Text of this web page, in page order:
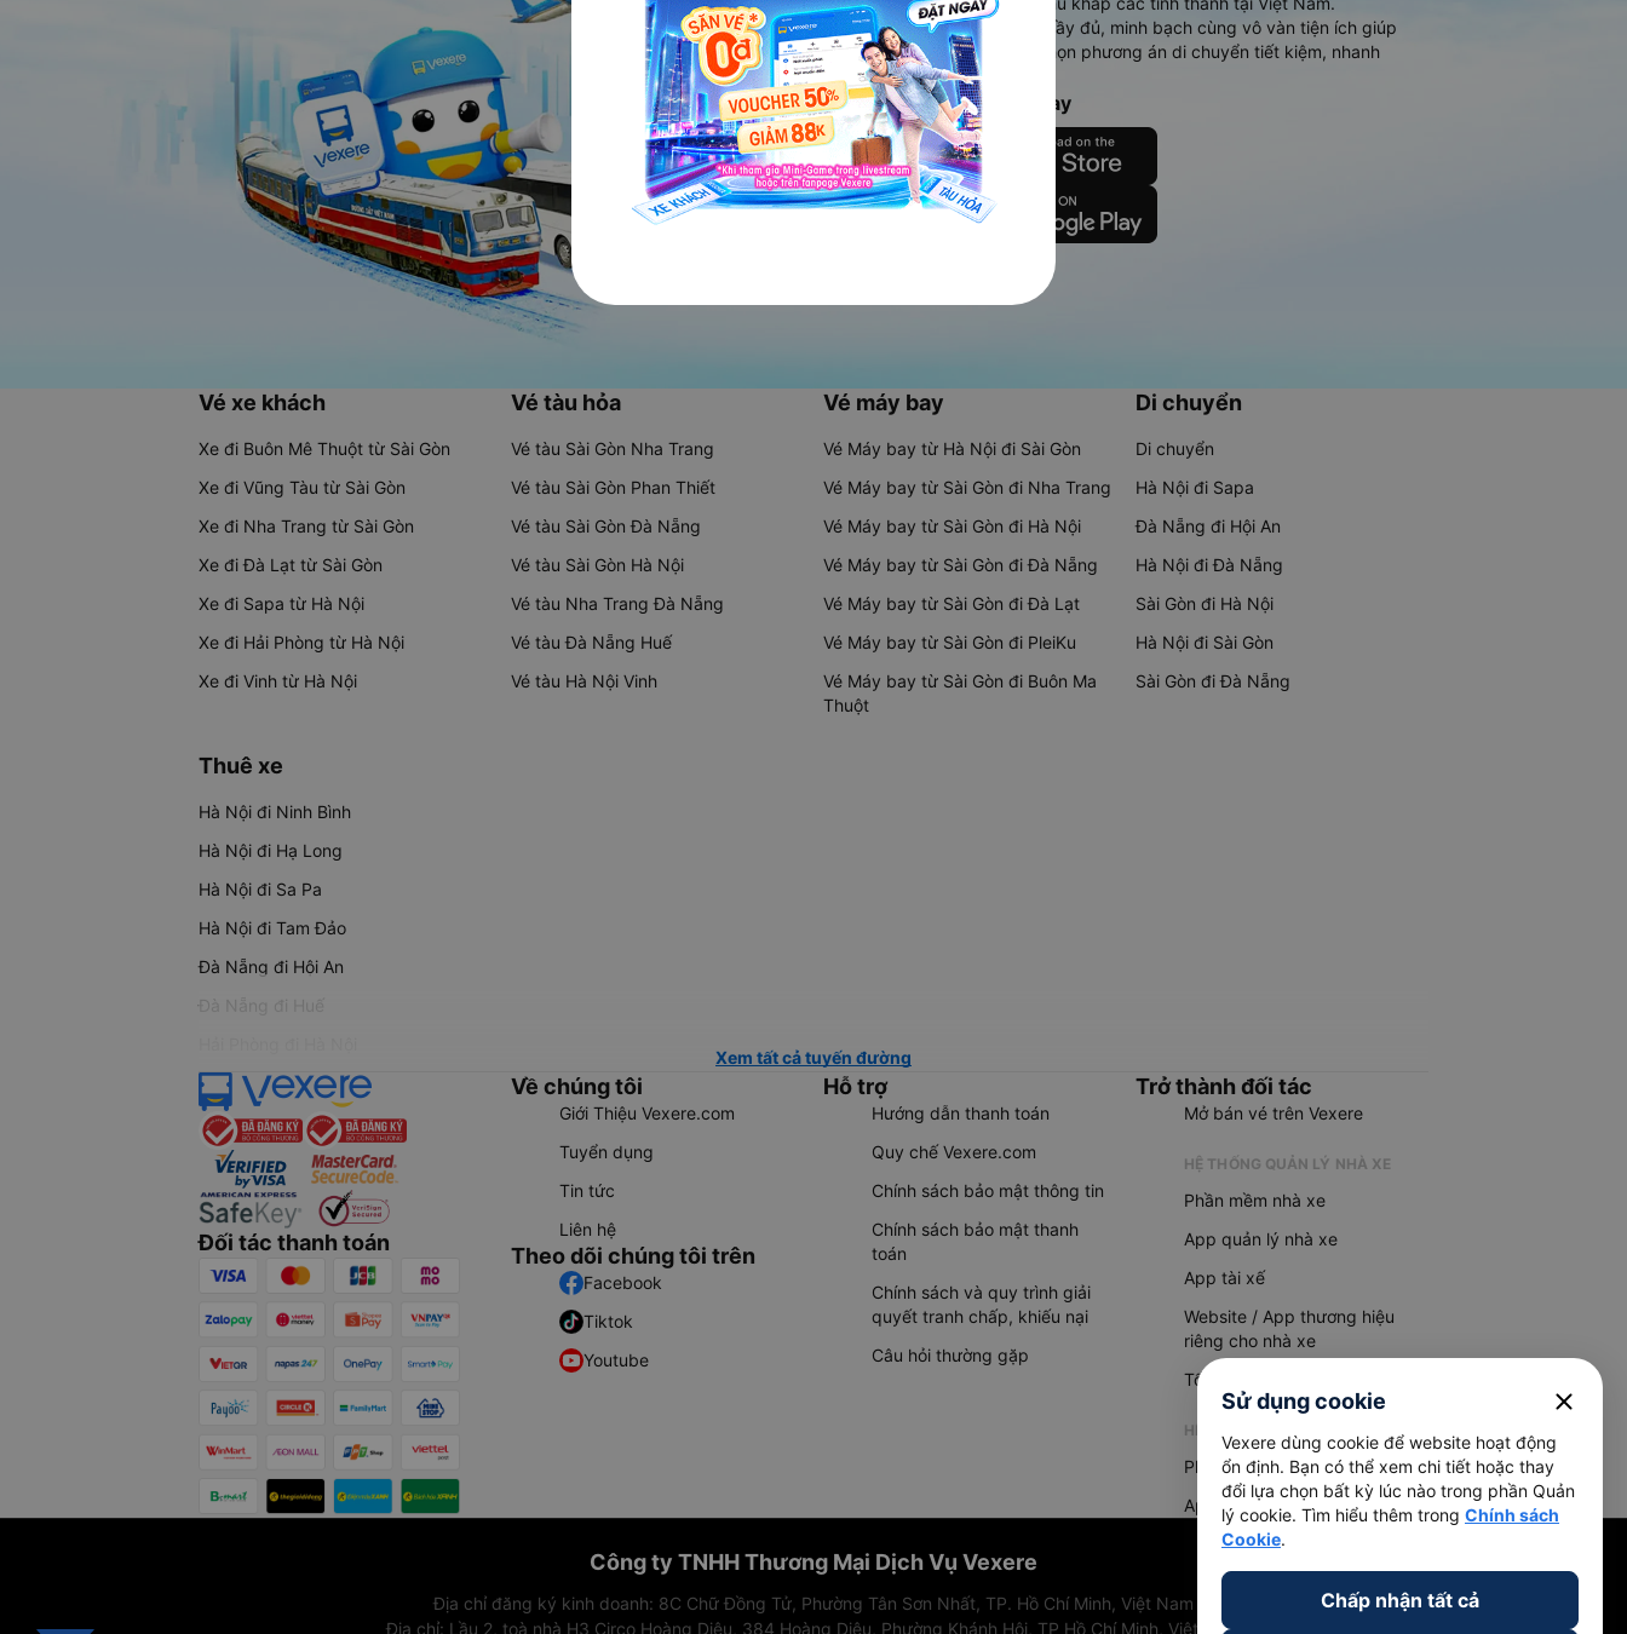
Ứng dụng hiển thị thông tin đầy đủ, minh bạch cùng vô vàn tiện ích giúp
người dùng so sánh và lựa chọn phương án di chuyển tiết kiệm, nhanh
chóng và phù hợp nhất.
Tải ứng dụng Vexere ngay
Vé xe khách
Xe đi Buôn Mê Thuột từ Sài Gòn
Xe đi Vũng Tàu từ Sài Gòn
Xe đi Nha Trang từ Sài Gòn
Xe đi Đà Lạt từ Sài Gòn
Xe đi Sapa từ Hà Nội
Xe đi Hải Phòng từ Hà Nội
Xe đi Vinh từ Hà Nội
Vé tàu hỏa
Vé tàu Sài Gòn Nha Trang
Vé tàu Sài Gòn Phan Thiết
Vé tàu Sài Gòn Đà Nẵng
Vé tàu Sài Gòn Hà Nội
Vé tàu Nha Trang Đà Nẵng
Vé tàu Đà Nẵng Huế
Vé tàu Hà Nội Vinh
Vé máy bay
Vé Máy bay từ Hà Nội đi Sài Gòn
Vé Máy bay từ Sài Gòn đi Nha Trang
Vé Máy bay từ Sài Gòn đi Hà Nội
Vé Máy bay từ Sài Gòn đi Đà Nẵng
Vé Máy bay từ Sài Gòn đi Đà Lạt
Vé Máy bay từ Sài Gòn đi PleiKu
Vé Máy bay từ Sài Gòn đi Buôn Ma
Thuột
Di chuyển
Di chuyển
Hà Nội đi Sapa
Đà Nẵng đi Hội An
Hà Nội đi Đà Nẵng
Sài Gòn đi Hà Nội
Hà Nội đi Sài Gòn
Sài Gòn đi Đà Nẵng
Thuê xe
Hà Nội đi Ninh Bình
Hà Nội đi Hạ Long
Hà Nội đi Sa Pa
Hà Nội đi Tam Đảo
Đà Nẵng đi Hội An
Đà Nẵng đi Huế
Xem tất cả tuyến đường
Đối tác thanh toán
Về chúng tôi
Giới Thiệu Vexere.com
Tuyển dụng
Tin tức
Liên hệ
Theo dõi chúng tôi trên
Facebook
Tiktok
Youtube
Hỗ trợ
Hướng dẫn thanh toán
Quy chế Vexere.com
Chính sách bảo mật thông tin
Chính sách bảo mật thanh
toán
Chính sách và quy trình giải
quyết tranh chấp, khiếu nại
Câu hỏi thường gặp
Trở thành đối tác
Mở bán vé trên Vexere
HỆ THỐNG QUẢN LÝ NHÀ XE
Phần mềm nhà xe
App quản lý nhà xe
App tài xế
Website / App thương hiệu
riêng cho nhà xe
Tổng đài AI
HỆ THỐNG QUẢN LÝ HÀNG HOÁ
Phần mềm quản lý hàng hoá
App quản lý hàng hoá
Công ty TNHH Thương Mại Dịch Vụ Vexere
Địa chỉ đăng ký kinh doanh: 8C Chữ Đồng Tử, Phường Tân Sơn Nhất, TP. Hồ Chí Minh, Việt Nam
Địa chỉ: Lầu 2, toà nhà H3 Circo Hoàng Diệu, 384 Hoàng Diệu, Phường Khánh Hội, TP Hồ Chí Minh, Việt Nam
Sử dụng cookie close
Vexere dùng cookie để website hoạt động
ổn định. Bạn có thể xem chi tiết hoặc thay
đổi lựa chọn bất kỳ lúc nào trong phần Quản
lý cookie. Tìm hiểu thêm trong Chính sách
Cookie.
Chấp nhận tất cả